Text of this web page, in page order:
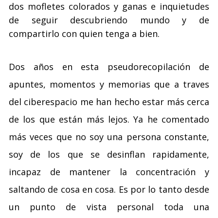
dos mofletes colorados y ganas e inquietudes
de seguir descubriendo mundo y de
compartirlo con quien tenga a bien.
Dos años en esta pseudorecopilación de
apuntes, momentos y memorias que a traves
del ciberespacio me han hecho estar más cerca
de los que están más lejos. Ya he comentado
más veces que no soy una persona constante,
soy de los que se desinflan rapidamente,
incapaz de mantener la concentración y
saltando de cosa en cosa. Es por lo tanto desde
un punto de vista personal toda una